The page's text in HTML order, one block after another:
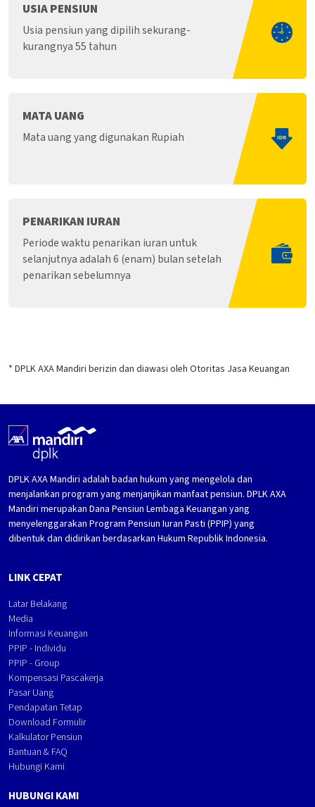
USIA PENSIUN
Usia pensiun yang dipilih sekurang-
kurangnya 55 tahun
MATA UANG
Mata uang yang digunakan Rupiah
PENARIKAN IURAN
Periode waktu penarikan iuran untuk
selanjutnya adalah 6 (enam) bulan setelah
penarikan sebelumnya
* DPLK AXA Mandiri berizin dan diawasi oleh Otoritas Jasa Keuangan
DPLK AXA Mandiri adalah badan hukum yang mengelola dan
menjalankan program yang menjanjikan manfaat pensiun. DPLK AXA
Mandiri merupakan Dana Pensiun Lembaga Keuangan yang
menyelenggarakan Program Pensiun Iuran Pasti (PPIP) yang
dibentuk dan didirikan berdasarkan Hukum Republik Indonesia.
LINK CEPAT
Latar Belakang
Media
Informasi Keuangan
PPIP - Individu
PPIP - Group
Kompensasi Pascakerja
Pasar Uang
Pendapatan Tetap
Download Formulir
Kalkulator Pensiun
Bantuan & FAQ
Hubungi Kami
HUBUNGI KAMI